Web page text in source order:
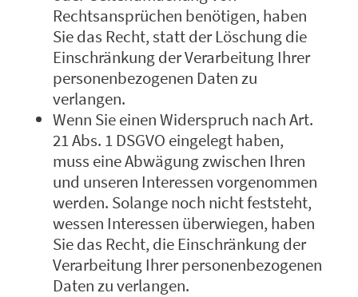
Rechtsansprüchen benötigen, haben
Sie das Recht, statt der Löschung die
Einschränkung der Verarbeitung Ihrer
personenbezogenen Daten zu
verlangen.
Wenn Sie einen Widerspruch nach Art.
21 Abs. 1 DSGVO eingelegt haben,
muss eine Abwägung zwischen Ihren
und unseren Interessen vorgenommen
werden. Solange noch nicht feststeht,
wessen Interessen überwiegen, haben
Sie das Recht, die Einschränkung der
Verarbeitung Ihrer personenbezogenen
Daten zu verlangen.